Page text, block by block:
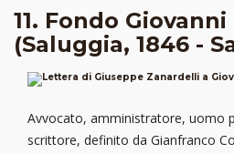
11. Fondo
(Saluggia, 1846 -
Avvocato, amministratore, uomo
scrittore, definito da Gianfranco